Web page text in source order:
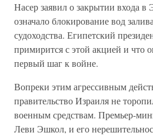
Насер заявил о закрытии входа в
означало блокирование вод
судоходства. Египетский
примирится с этой акцией и что
первый шаг к войне.
Вопреки этим агрессивным
правительство Израиля не
военным средствам. Премьер-
Леви Эшкол, и его